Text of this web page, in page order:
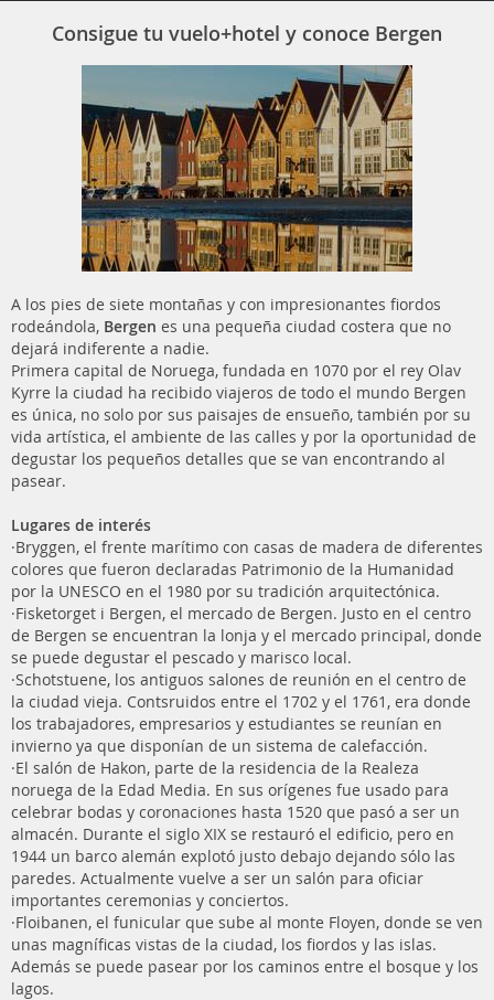
Consigue tu vuelo+hotel y conoce Bergen
A los pies de siete montañas y con impresionantes fiordos
rodeándola, Bergen es una pequeña ciudad costera que no
dejará indiferente a nadie.
Primera capital de Noruega, fundada en 1070 por el rey Olav
Kyrre la ciudad ha recibido viajeros de todo el mundo Bergen
es única, no solo por sus paisajes de ensueño, también por su
vida artística, el ambiente de las calles y por la oportunidad de
degustar los pequeños detalles que se van encontrando al
pasear.
Lugares de interés
·Bryggen, el frente marítimo con casas de madera de diferentes
colores que fueron declaradas Patrimonio de la Humanidad
por la UNESCO en el 1980 por su tradición arquitectónica.
·Fisketorget i Bergen, el mercado de Bergen. Justo en el centro
de Bergen se encuentran la lonja y el mercado principal, donde
se puede degustar el pescado y marisco local.
·Schotstuene, los antiguos salones de reunión en el centro de
la ciudad vieja. Contsruidos entre el 1702 y el 1761, era donde
los trabajadores, empresarios y estudiantes se reunían en
invierno ya que disponían de un sistema de calefacción.
·El salón de Hakon, parte de la residencia de la Realeza
noruega de la Edad Media. En sus orígenes fue usado para
celebrar bodas y coronaciones hasta 1520 que pasó a ser un
almacén. Durante el siglo XIX se restauró el edificio, pero en
1944 un barco alemán explotó justo debajo dejando sólo las
paredes. Actualmente vuelve a ser un salón para oficiar
importantes ceremonias y conciertos.
·Floibanen, el funicular que sube al monte Floyen, donde se ven
unas magníficas vistas de la ciudad, los fiordos y las islas.
Además se puede pasear por los caminos entre el bosque y los
lagos.